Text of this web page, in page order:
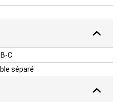
C
séparé